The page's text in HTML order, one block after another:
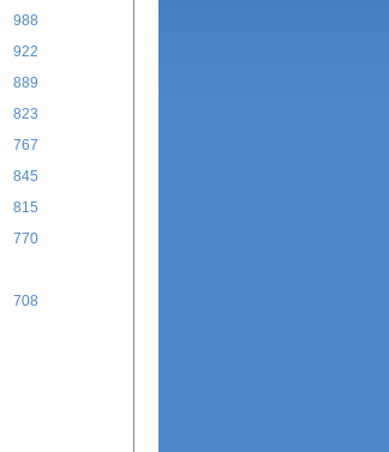
988
922
889
823
767
845
815
770
708